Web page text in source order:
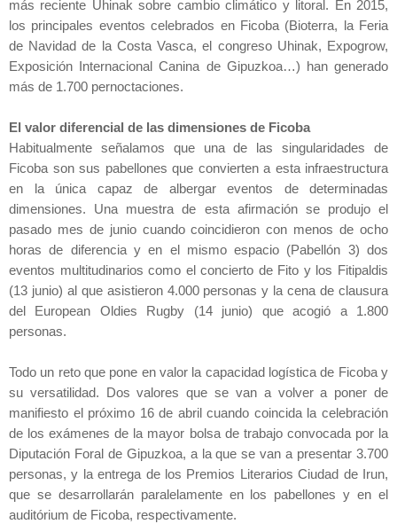
más reciente Uhinak sobre cambio climático y litoral. En 2015,
los principales eventos celebrados en Ficoba (Bioterra,
la Feria
de Navidad de
la CostaVasca, el congreso Uhinak, Expogrow,
Exposición Internacional Canina de Gipuzkoa…) han generado
más de 1.700 pernoctaciones.
El valor diferencial de las dimensiones de Ficoba
Habitualmente señalamos que una de las singularidades de
Ficoba son sus pabellones que convierten a esta infraestructura
en la única capaz de albergar eventos de determinadas
dimensiones. Una muestra de esta afirmación se produjo el
pasado mes de junio cuando coincidieron con menos de ocho
horas de diferencia y en el mismo espacio (Pabellón 3) dos
eventos multitudinarios como el concierto de Fito y los Fitipaldis
(13 junio) al que asistieron 4.000 personas y la cena de clausura
del European Oldies Rugby (14 junio) que acogió a 1.800
personas.
Todo un reto que pone en valor la capacidad logística de Ficoba y
su versatilidad. Dos valores que se van a volver a poner de
manifiesto el próximo 16 de abril cuando coincida la celebración
de los exámenes de la mayor bolsa de trabajo convocada por la
Diputación Foral de Gipuzkoa, a la que se van a presentar 3.700
personas, y la entrega de los Premios Literarios Ciudad de Irun,
que se desarrollarán paralelamente en los pabellones y en el
auditórium de Ficoba, respectivamente.